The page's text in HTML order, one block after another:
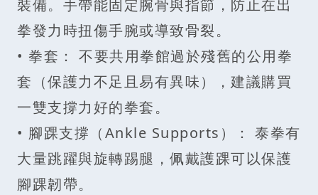
裝備。手帶能固定腕骨與指節，防止在出
拳發力時扭傷手腕或導致骨裂。
• 拳套： 不要共用拳館過於殘舊的公用拳
套（保護力不足且易有異味），建議購買
一雙支撐力好的拳套。
• 腳踝支撐（Ankle Supports）： 泰拳有
大量跳躍與旋轉踢腿，佩戴護踝可以保護
腳踝韌帶。